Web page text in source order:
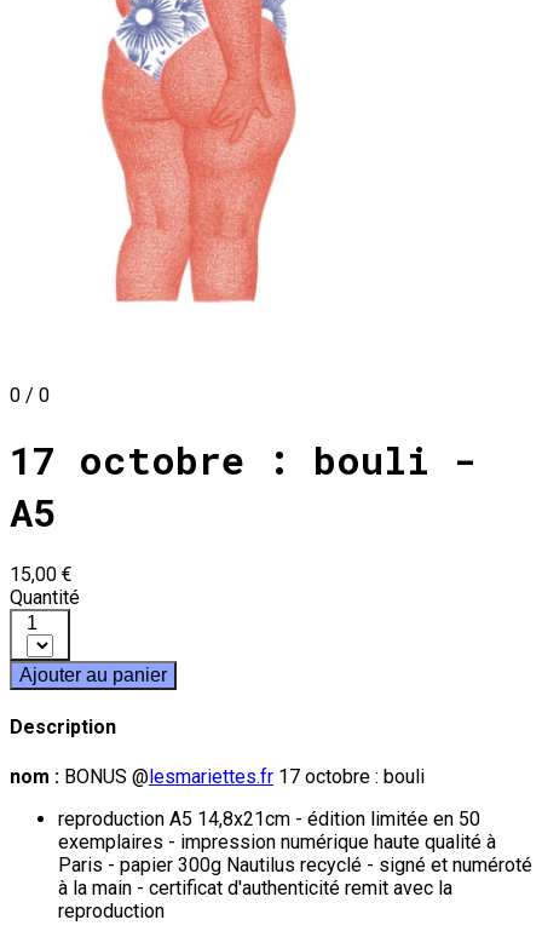
0 / 0
17 octobre : bouli -
A5
15,00 €
Quantité
1
Ajouter au panier
Description
nom : BONUS @lesmariettes.fr 17 octobre : bouli
reproduction A5 14,8x21cm - édition limitée en 50
exemplaires - impression numérique haute qualité à
Paris - papier 300g Nautilus recyclé - signé et numéroté
à la main - certificat d'authenticité remit avec la
reproduction